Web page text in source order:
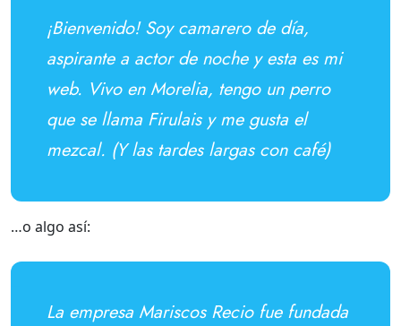
¡Bienvenido! Soy camarero de día,
aspirante a actor de noche y esta es mi
web. Vivo en Morelia, tengo un perro
que se llama Firulais y me gusta el
mezcal. (Y las tardes largas con café)
…o algo así:
La empresa Mariscos Recio fue fundada